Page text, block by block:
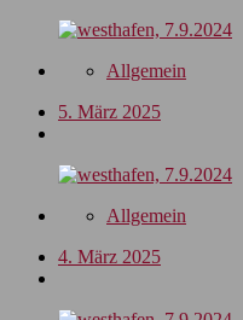
Allgemein
5. März 2025
Allgemein
4. März 2025